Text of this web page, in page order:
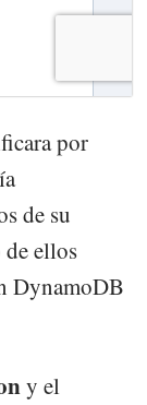
por
de su
ellos
DynamoDB
y el